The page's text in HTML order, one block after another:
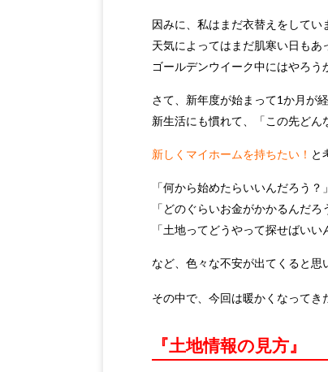
因みに、私はまだ衣替えをしてい
天気によってはまだ肌寒い日も
ゴールデンウイーク中にはやろう
さて、新年度が始まって1か月が経
新生活にも慣れて、
「この先どん
新しくマイホームを持ちたい！ と
「何から始めたらいいんだろう？」
「どのぐらいお金がかかるんだろ
「土地ってどうやって探せばいい
など、色々な不安が出てくると思
その中で、今回は暖かくなってき
『土地情報の見方』